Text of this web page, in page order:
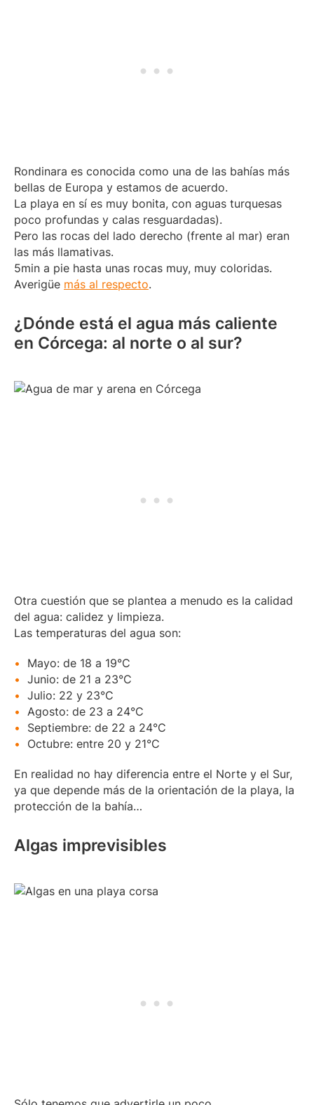
Rondinara es conocida como una de las bahías más
bellas de Europa y estamos de acuerdo.
La playa en sí es muy bonita, con aguas turquesas
poco profundas y calas resguardadas).
Pero las rocas del lado derecho (frente al mar) eran
las más llamativas.
5min a pie hasta unas rocas muy, muy coloridas.
Averigüe más al respecto.
¿Dónde está el agua más caliente
en Córcega: al norte o al sur?
Otra cuestión que se plantea a menudo es la calidad
del agua: calidez y limpieza.
Las temperaturas del agua son:
Mayo: de 18 a 19°C
Junio: de 21 a 23°C
Julio: 22 y 23°C
Agosto: de 23 a 24°C
Septiembre: de 22 a 24°C
Octubre: entre 20 y 21°C
En realidad no hay diferencia entre el Norte y el Sur,
ya que depende más de la orientación de la playa, la
protección de la bahía…
Algas imprevisibles